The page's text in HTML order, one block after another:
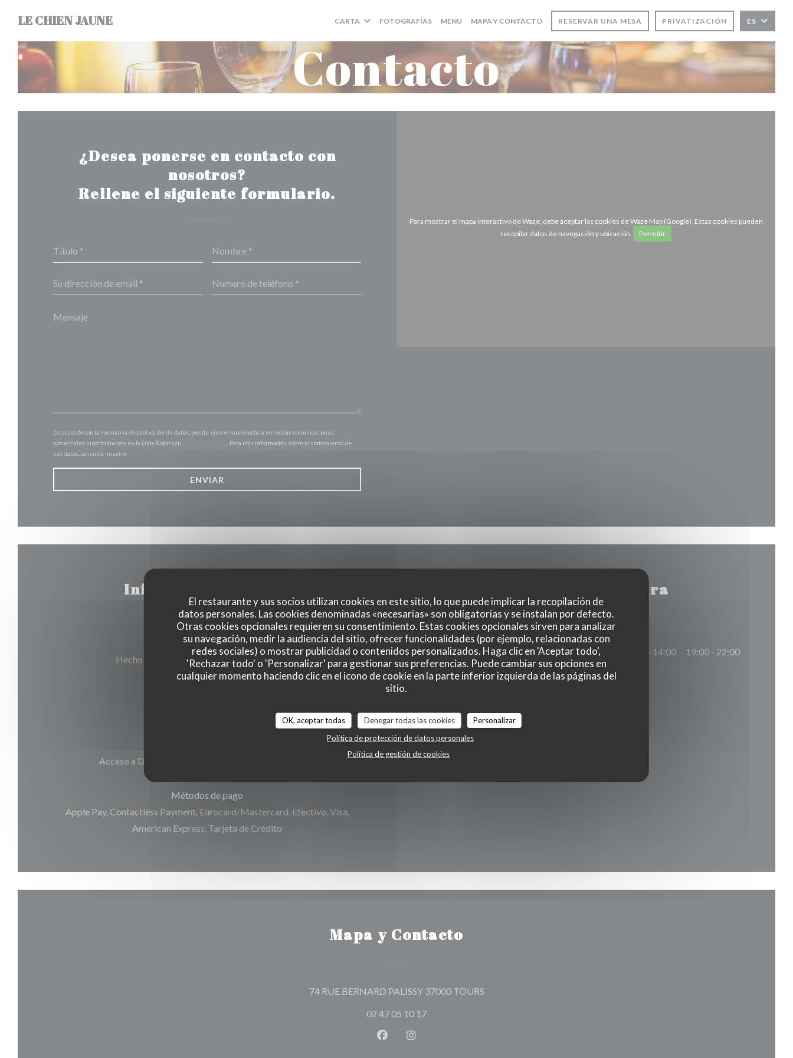
El restaurante y sus socios utilizan cookies en este sitio, lo que puede implicar la recopilación de
datos personales. Las cookies denominadas «necesarias» son obligatorias y se instalan por defecto.
Otras cookies opcionales requieren su consentimiento. Estas cookies opcionales sirven para analizar
su navegación, medir la audiencia del sitio, ofrecer funcionalidades (por ejemplo, relacionadas con
redes sociales) o mostrar publicidad o contenidos personalizados. Haga clic en 'Aceptar todo',
'Rechazar todo' o 'Personalizar' para gestionar sus preferencias. Puede cambiar sus opciones en
cualquier momento haciendo clic en el icono de cookie en la parte inferior izquierda de las páginas del
sitio.
OK, aceptar todas Denegar todas las cookies
Personalizar
Política de protección de datos personales
Política de gestión de cookies
LE CHIEN JAUNE CARTA FOTOGRAFÍAS MENU((ABRE EN UNA NUEVA VENTANA))
MAPA Y CONTACTO RESERVAR UNA MESA PRIVATIZACIÓN ES
Contacto
¿Desea ponerse en contacto con
nosotros?
Rellene el siguiente formulario.
De acuerdo con la normativa de protección de datos, puede ejercer su derecho a no recibir comunicaciones
comerciales inscribiéndose en la Lista Robinson:
. Para más información sobre el tratamiento de
sus datos, consulte nuestra
Para mostrar el mapa interactivo de Waze, debe aceptar las cookies de Waze Map (Google). Estas cookies pueden
recopilar datos de navegación y ubicación.
Permitir
Información general
Cocina
Hecho en casa, productos frescos, tradicional
Acceso a Discapacitados, Privatización, Terraza, WiFi
Métodos de pago
Apple Pay, Contactless Payment, Eurocard/Mastercard, Efectivo, Visa,
American Express, Tarjeta de Crédito
Horario de apertura
Lun-Dom 12:00 - 14:00 19:00 - 22:00
Mapa y Contacto
74 RUE BERNARD PALISSY 37000 TOURS((abre en una nueva ventana))
02 47 05 10 17
Facebook ((abre en una nueva ventana))
Instagram ((abre en una nueva ventana))